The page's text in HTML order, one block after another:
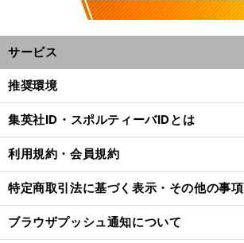
サービス
推奨環境
集英社ID・スポルティーバIDとは
利用規約・会員規約
特定商取引法に基づく表示・その他の事項
ブラウザプッシュ通知について